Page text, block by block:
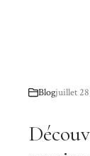
Blogjuillet